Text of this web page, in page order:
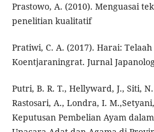
Prastowo, A. (2010). Menguasai
penelitian kualitatif
Pratiwi, C. A. (2017). Harai:
Koentjaraningrat. Jurnal
Putri, B. R. T., Hellyward, J., Siti,
Rastosari, A., Londra, I.
Keputusan Pembelian Ayam